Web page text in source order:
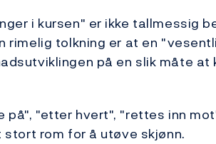
i kursen" er ikke tallmessig
rimelig tolkning er at en
på en slik måte at
på", "etter hvert", "rettes inn
rom for å utøve skjønn.